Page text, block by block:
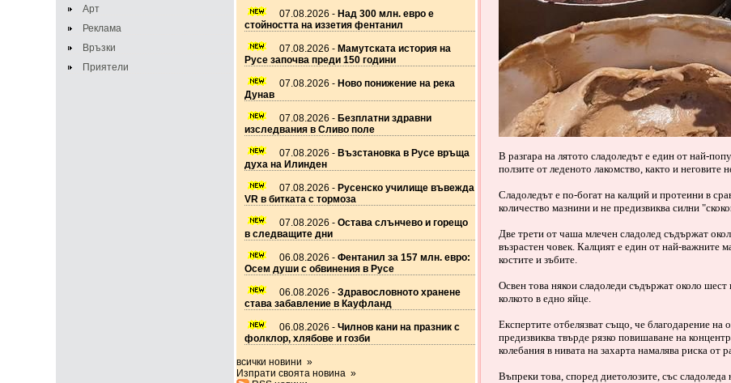
Арт
Реклама
Връзки
Приятели
07.08.2026 - Над 300 млн. евро е
стойността на иззетия фентанил
07.08.2026 - Мамутската история на
Русе започва преди 150 години
07.08.2026 - Ново понижение на река
Дунав
07.08.2026 - Безплатни здравни
изследвания в Сливо поле
07.08.2026 - Възстановка в Русе връща
духа на Илинден
07.08.2026 - Русенско училище въвежда
VR в битката с тормоза
07.08.2026 - Остава слънчево и горещо
в следващите дни
06.08.2026 - Фентанил за 157 млн. евро:
Осем души с обвинения в Русе
06.08.2026 - Здравословното хранене
става забавление в Кауфланд
06.08.2026 - Чилнов кани на празник с
фолклор, хлябове и гозби
всички новини »
Изпрати своята новина »
В разгара на лятото сладоледът е един от най-
ползите от леденото лакомство, както и
Сладоледът е по-богат на калций и протеини в
количество мазнини и не предизвиква силни
Две трети от чаша млечен сладолед съдържат
възрастен човек. Калцият е един от най-важните
костите и зъбите.
Освен това някои сладоледи съдържат около
колкото в едно яйце.
Експертите отбелязват също, че благодарение
предизвиква твърде рязко повишаване на
колебания в нивата на захарта намалява риска от
Въпреки това, според диетолозите, със